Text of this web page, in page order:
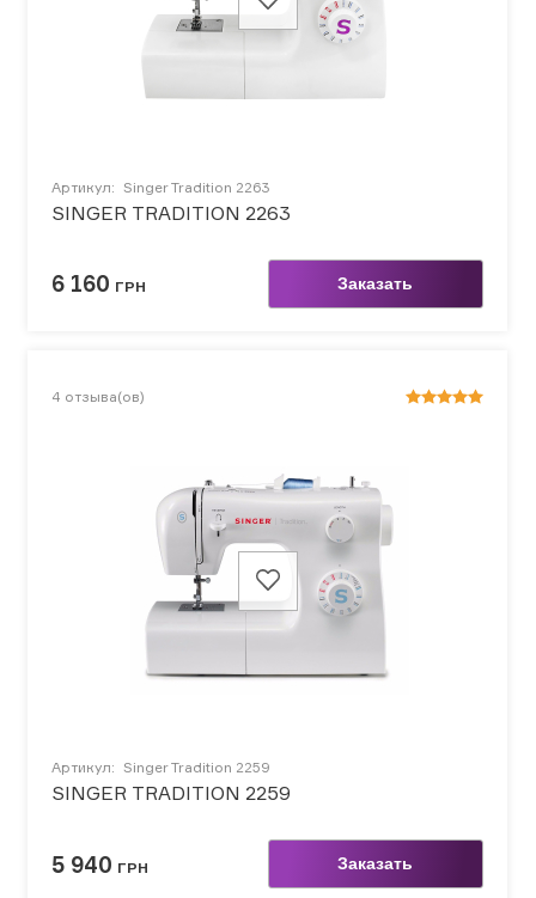
Артикул: Singer Tradition 2263
SINGER TRADITION 2263
6 160 ГРН Заказать
4 отзыва(ов)
Артикул: Singer Tradition 2259
SINGER TRADITION 2259
5 940 ГРН Заказать